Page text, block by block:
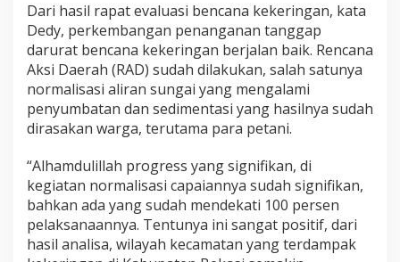
Dari hasil rapat evaluasi bencana kekeringan, kata
Dedy, perkembangan penanganan tanggap
darurat bencana kekeringan berjalan baik. Rencana
Aksi Daerah (RAD) sudah dilakukan, salah satunya
normalisasi aliran sungai yang mengalami
penyumbatan dan sedimentasi yang hasilnya sudah
dirasakan warga, terutama para petani.
“Alhamdulillah progress yang signifikan, di
kegiatan normalisasi capaiannya sudah signifikan,
bahkan ada yang sudah mendekati 100 persen
pelaksanaannya. Tentunya ini sangat positif, dari
hasil analisa, wilayah kecamatan yang terdampak